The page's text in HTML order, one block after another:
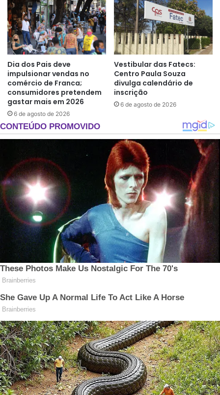
Dia dos Pais deve
impulsionar vendas no
comércio de Franca;
consumidores pretendem
gastar mais em 2026
6 de agosto de 2026
Vestibular das Fatecs:
Centro Paula Souza
divulga calendário de
inscrição
6 de agosto de 2026